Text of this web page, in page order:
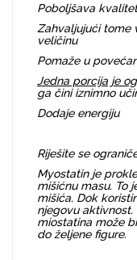
Poboljšava
Zahvaljujući tome
veličinu
Pomaže u
Jedna porcija je
ga čini iznimno
Dodaje energiju
Riješite se
Myostatin je
mišićnu masu. To
mišića. Dok
njegovu
miostatina može
do željene figure.